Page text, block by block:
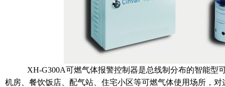
XH-G300A可燃气体报警控制器是总线制分布的智能型可
机房、餐饮饭店、配气站、住宅小区等可燃气体使用场所，